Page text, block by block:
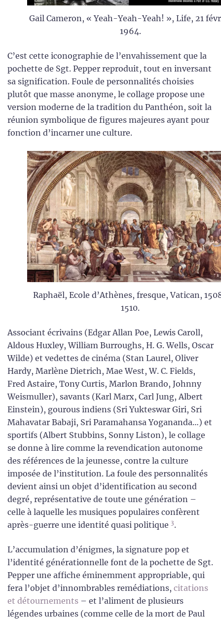
Gail Cameron, « Yeah-Yeah-Yeah! », Life, 21
1964.
C’est cette iconographie de l’envahissement que la
pochette de Sgt. Pepper reproduit, tout en inversant
sa signification. Foule de personnalités choisies
plutôt que masse anonyme, le collage propose une
version moderne de la tradition du Panthéon, soit la
réunion symbolique de figures majeures ayant pour
fonction d’incarner une culture.
Raphaël, Ecole d’Athènes, fresque, Vatican,
1510.
Associant écrivains (Edgar Allan Poe, Lewis Caroll,
Aldous Huxley, William Burroughs, H. G. Wells, Oscar
Wilde) et vedettes de cinéma (Stan Laurel, Oliver
Hardy, Marlène Dietrich, Mae West, W. C. Fields,
Fred Astaire, Tony Curtis, Marlon Brando, Johnny
Weismuller), savants (Karl Marx, Carl Jung, Albert
Einstein), gourous indiens (Sri Yukteswar Giri, Sri
Mahavatar Babaji, Sri Paramahansa Yogananda…) et
sportifs (Albert Stubbins, Sonny Liston), le collage
se donne à lire comme la revendication autonome
des références de la jeunesse, contre la culture
imposée de l’institution. La foule des personnalités
devient ainsi un objet d’identification au second
degré, représentative de toute une génération –
celle à laquelle les musiques populaires confèrent
après-guerre une identité quasi politique 3.
L’accumulation d’énigmes, la signature pop et
l’identité générationnelle font de la pochette de Sgt.
Pepper une affiche éminemment appropriable, qui
fera l’objet d’innombrables remédiations, citations
et détournements – et l’aliment de plusieurs
légendes urbaines (comme celle de la mort de Paul